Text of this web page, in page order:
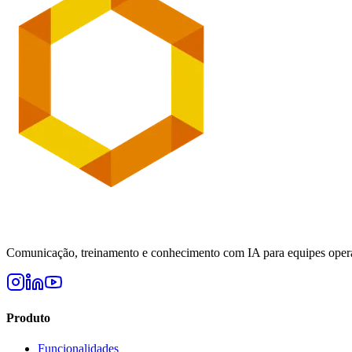
Comunicação, treinamento e conhecimento com IA para equipes
Produto
Funcionalidades